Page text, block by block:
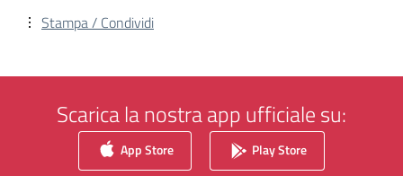
Stampa / Condividi
Scarica la nostra app ufficiale su:
App Store Play Store